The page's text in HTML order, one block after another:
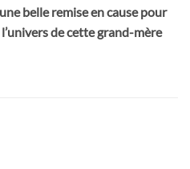
belle remise en cause pour
de cette grand-mère